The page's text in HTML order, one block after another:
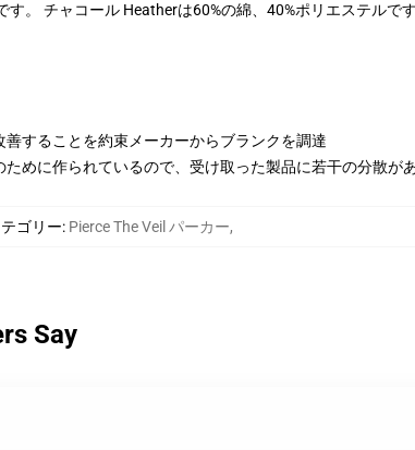
。 チャコール Heatherは60%の綿、40%ポリエステルです
することを約束メーカーからブランクを調達
めに作られているので、受け取った製品に若干の分散が
ゴリー: Pierce The Veil パーカー,
Say